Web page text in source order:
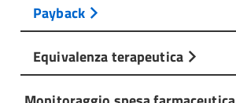
Payback
Equivalenza terapeutica